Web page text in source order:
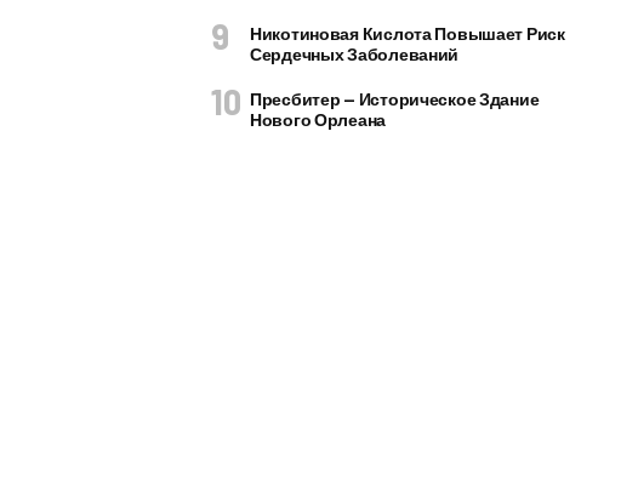
Никотиновая Кислота Повышает Риск
Сердечных Заболеваний
Пресбитер — Историческое Здание
Нового Орлеана